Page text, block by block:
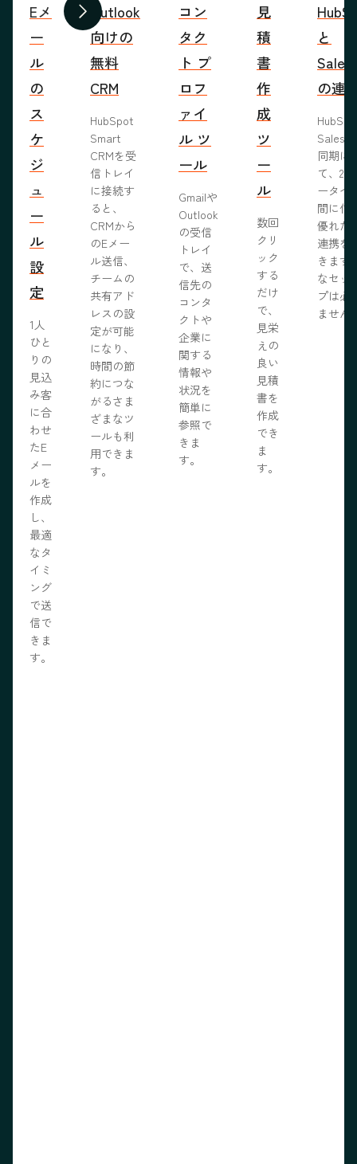
前へ 次へ
Eメ
ー
ル
の
ス
ケ
ジ
ュ
ー
ル
設
定
1人
ひと
りの
見込
み客
に合
わせ
たE
メー
ルを
作成
し、
最適
なタ
イミ
ング
で送
信で
きま
す。
Outlook
向けの
無料
CRM
HubSpot
Smart
CRMを受
信トレイ
に接続す
ると、
CRMから
のEメー
ル送信、
チームの
共有アド
レスの設
定が可能
になり、
時間の節
約につな
がるさま
ざまなツ
ールも利
用できま
す。
コン
タク
ト プ
ロフ
ァイ
ル ツ
ール
Gmailや
Outlook
の受信
トレイ
で、送
信先の
コンタ
クトや
企業に
関する
情報や
状況を
簡単に
参照で
きま
す。
見
積
書
作
成
ツ
ー
ル
数回
クリ
ック
する
だけ
で、
見栄
えの
良い
見積
書を
作成
でき
ま
す。
と
の連
同期に
て、2
ータベ
間に信
優れた
連携を
きます
なセッ
プは必
ません